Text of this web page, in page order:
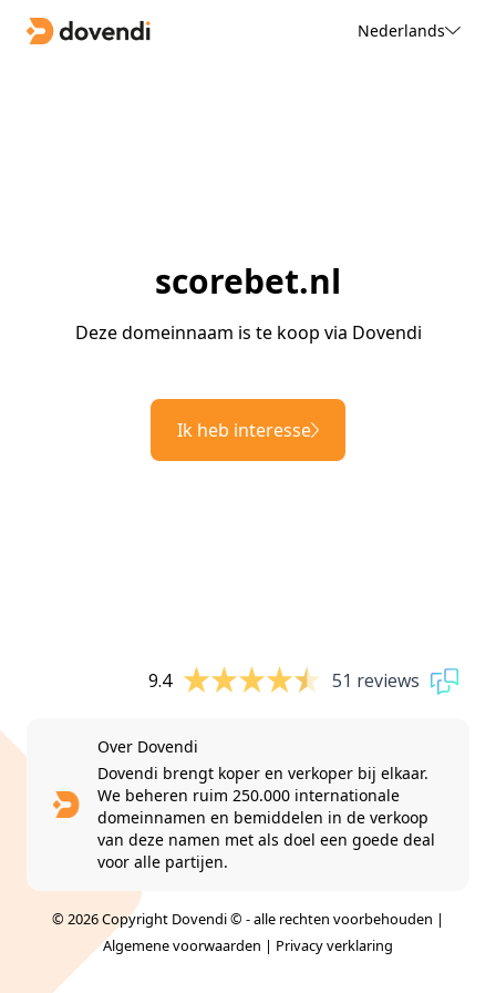
Nederlands
scorebet.nl
Deze domeinnaam is te koop via Dovendi
Ik heb interesse
9.4 51 reviews
Over Dovendi
Dovendi brengt koper en verkoper bij elkaar.
We beheren ruim 250.000 internationale
domeinnamen en bemiddelen in de verkoop
van deze namen met als doel een goede deal
voor alle partijen.
© 2026 Copyright Dovendi © - alle rechten voorbehouden |
Algemene voorwaarden | Privacy verklaring